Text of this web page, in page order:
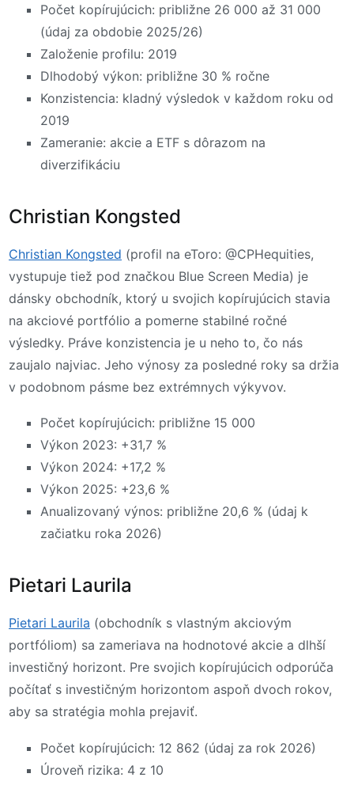
Počet kopírujúcich: približne 26 000 až 31 000
(údaj za obdobie 2025/26)
Založenie profilu: 2019
Dlhodobý výkon: približne 30 % ročne
Konzistencia: kladný výsledok v každom roku od
2019
Zameranie: akcie a ETF s dôrazom na
diverzifikáciu
Christian Kongsted
Christian Kongsted (profil na eToro: @CPHequities,
vystupuje tiež pod značkou Blue Screen Media) je
dánsky obchodník, ktorý u svojich kopírujúcich stavia
na akciové portfólio a pomerne stabilné ročné
výsledky. Práve konzistencia je u neho to, čo nás
zaujalo najviac. Jeho výnosy za posledné roky sa držia
v podobnom pásme bez extrémnych výkyvov.
Počet kopírujúcich: približne 15 000
Výkon 2023: +31,7 %
Výkon 2024: +17,2 %
Výkon 2025: +23,6 %
Anualizovaný výnos: približne 20,6 % (údaj k
začiatku roka 2026)
Pietari Laurila
Pietari Laurila (obchodník s vlastným akciovým
portfóliom) sa zameriava na hodnotové akcie a dlhší
investičný horizont. Pre svojich kopírujúcich odporúča
počítať s investičným horizontom aspoň dvoch rokov,
aby sa stratégia mohla prejaviť.
Počet kopírujúcich: 12 862 (údaj za rok 2026)
Úroveň rizika: 4 z 10